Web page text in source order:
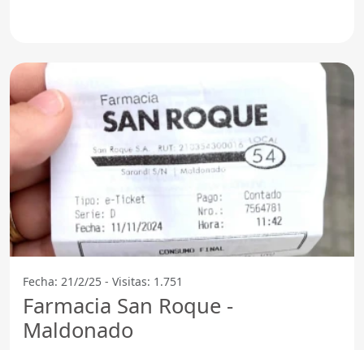
Fecha: 21/2/25 - Visitas: 1.751
Farmacia San Roque -
Maldonado